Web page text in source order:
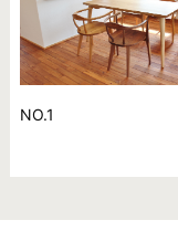
NO.1